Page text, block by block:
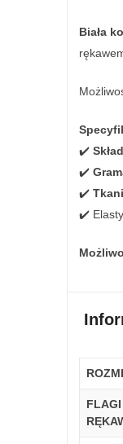
Biała
✔️
✔️
✔️
✔️